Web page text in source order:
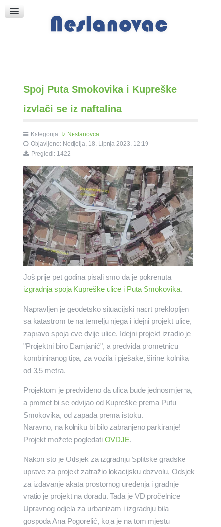
Crkva sv. Marka
Put k Bogu
Spoj Puta Smokovika i Kupreške
izvlači se iz naftalina
Kategorija: Iz Neslanovca
Objavljeno: Nedjelja, 18. Lipnja 2023. 12:19
Pregledi: 1422
Još prije pet godina pisali smo da je pokrenuta
izgradnja spoja Kupreške ulice i Puta Smokovika.
Napravljen je geodetsko situacijski nacrt preklopljen
sa katastrom te na temelju njega i idejni projekt ulice,
zapravo spoja ove dvije ulice. Idejni projekt izradio je
"Projektni biro Damjanić", a predviđa prometnicu
kombiniranog tipa, za vozila i pješake, širine kolnika
od 3,5 metra.
Projektom je predviđeno da ulica bude jednosmjerna,
a promet bi se odvijao od Kupreške prema Putu
Smokovika, od zapada prema istoku.
Naravno, na kolniku bi bilo zabranjeno parkiranje!
Projekt možete pogledati OVDJE.
Nakon što je Odsjek za izgradnju Splitske gradske
uprave za projekt zatražio lokacijsku dozvolu, Odsjek
za izdavanje akata prostornog uređenja i gradnje
vratio je projekt na doradu. Tada je VD pročelnice
Upravnog odjela za urbanizam i izgradnju bila
gospođa Ana Pogorelić, koja je na tom mjestu